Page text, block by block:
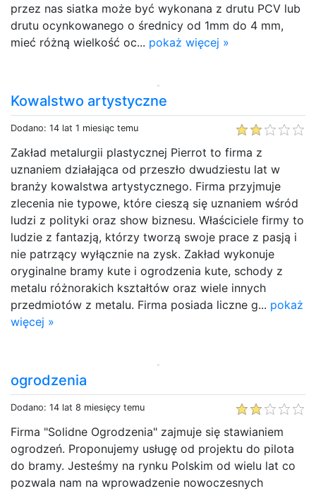
przez nas siatka może być wykonana z drutu PCV lub
drutu ocynkowanego o średnicy od 1mm do 4 mm,
mieć różną wielkość oc... pokaż więcej »
Kowalstwo artystyczne
Dodano: 14 lat 1 miesiąc temu
Zakład metalurgii plastycznej Pierrot to firma z
uznaniem działająca od przeszło dwudziestu lat w
branży kowalstwa artystycznego. Firma przyjmuje
zlecenia nie typowe, które cieszą się uznaniem wśród
ludzi z polityki oraz show biznesu. Właściciele firmy to
ludzie z fantazją, którzy tworzą swoje prace z pasją i
nie patrzący wyłącznie na zysk. Zakład wykonuje
oryginalne bramy kute i ogrodzenia kute, schody z
metalu różnorakich kształtów oraz wiele innych
przedmiotów z metalu. Firma posiada liczne g... pokaż
więcej »
ogrodzenia
Dodano: 14 lat 8 miesięcy temu
Firma "Solidne Ogrodzenia" zajmuje się stawianiem
ogrodzeń. Proponujemy usługę od projektu do pilota
do bramy. Jesteśmy na rynku Polskim od wielu lat co
pozwala nam na wprowadzenie nowoczesnych